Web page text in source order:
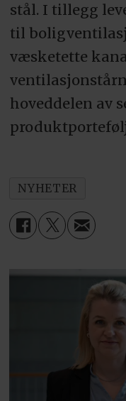
stål. I tillegg
til
væsketette
hoveddelen av
NYHETER